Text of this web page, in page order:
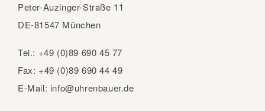
Peter-Auzinger-Straße 11
DE-81547 München
Tel.: +49 (0)89 690 45 77
Fax: +49 (0)89 690 44 49
E-Mail: info@uhrenbauer.de